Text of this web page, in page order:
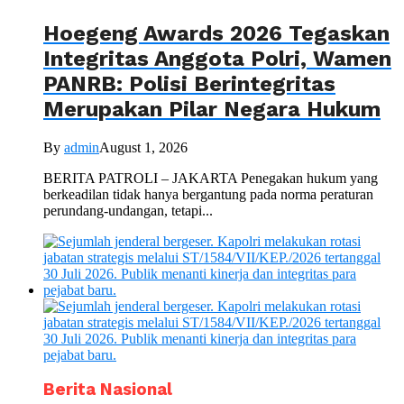
Hoegeng Awards 2026 Tegaskan
Integritas Anggota Polri, Wamen
PANRB: Polisi Berintegritas
Merupakan Pilar Negara Hukum
By adminAugust 1, 2026
BERITA PATROLI – JAKARTA Penegakan hukum yang
berkeadilan tidak hanya bergantung pada norma peraturan
perundang-undangan, tetapi...
Berita Nasional